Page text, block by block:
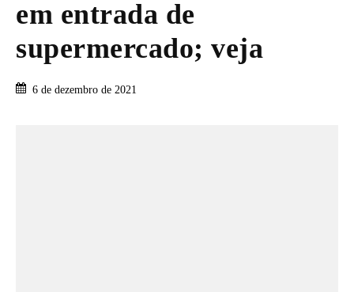
em entrada de
supermercado; veja
6 de dezembro de 2021